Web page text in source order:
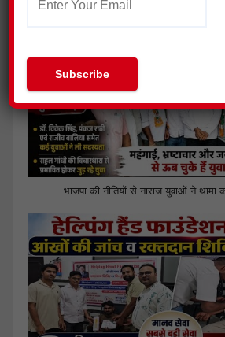
भाजपा की नीतियों से नाराज युवाओं ने थामा